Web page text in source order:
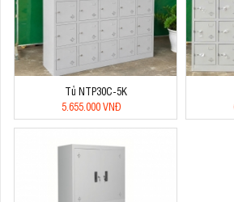
Tủ NTP30C-5K
5.655.000 VNĐ